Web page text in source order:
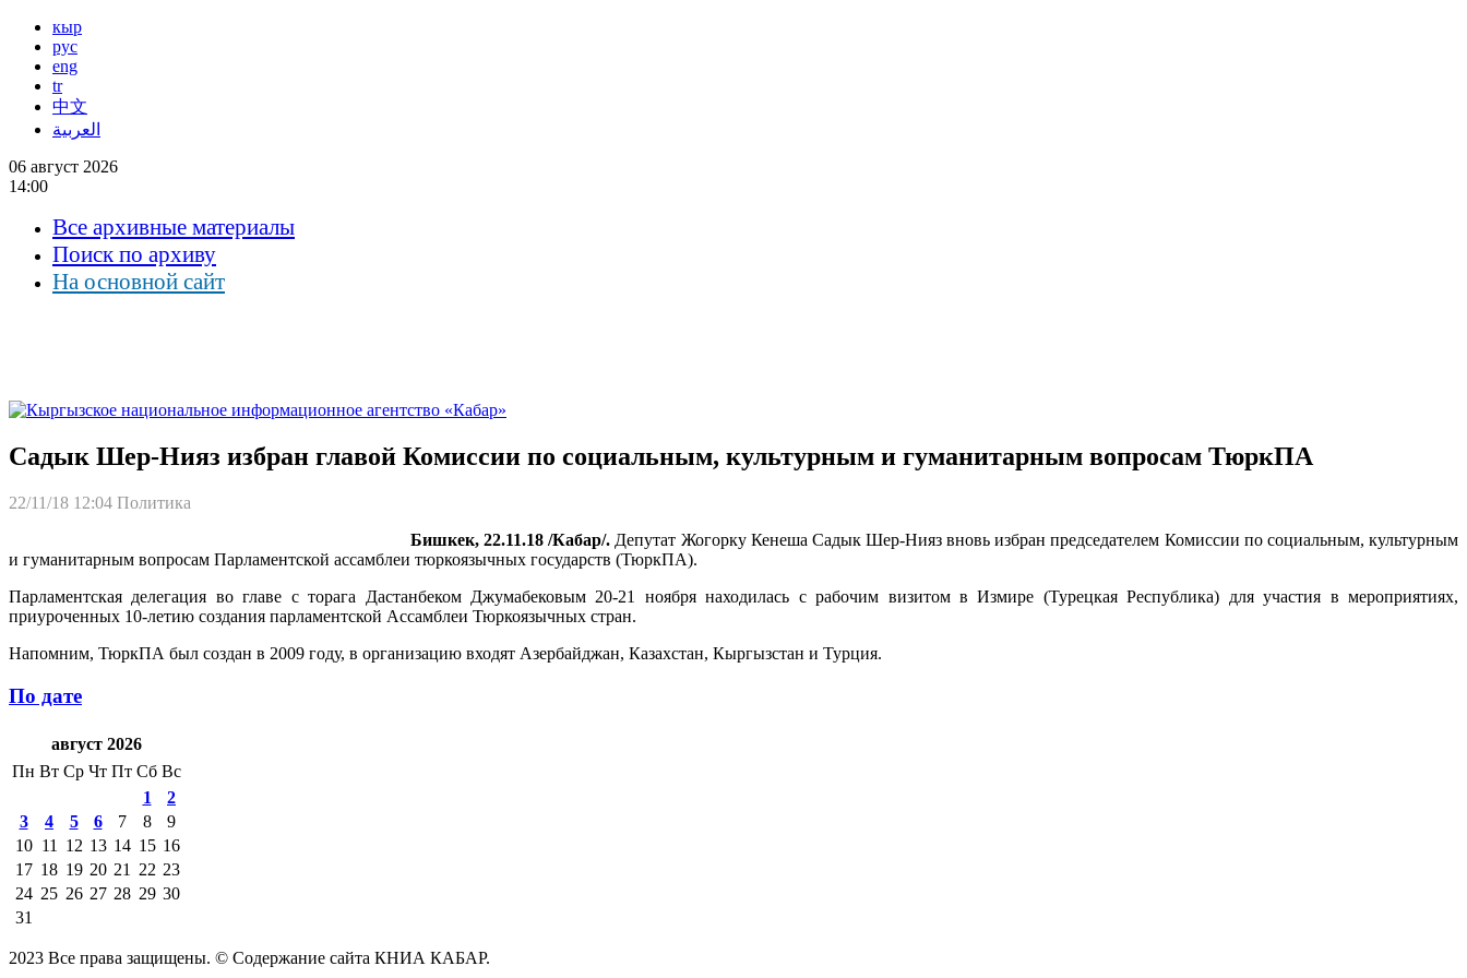
кыр
рус
eng
tr
中文
العربية
06 август 2026
14:00
Все архивные материалы
Поиск по архиву
На основной сайт
Садык Шер-Нияз избран главой Комиссии по социальным, культурным и гуманитарным вопросам ТюркПА
22/11/18 12:04 Политика
Бишкек, 22.11.18 /Кабар/. Депутат Жогорку Кенеша Садык Шер-Нияз вновь избран председателем Комиссии по социальным, культурным
и гуманитарным вопросам Парламентской ассамблеи тюркоязычных государств (ТюркПА).
Парламентская делегация во главе с торага Дастанбеком Джумабековым 20-21 ноября находилась с рабочим визитом в Измире (Турецкая Республика) для участия в мероприятиях,
приуроченных 10-летию создания парламентской Ассамблеи Тюркоязычных стран.
Напомним, ТюркПА был создан в 2009 году, в организацию входят Азербайджан, Казахстан, Кыргызстан и Турция.
По дате
август 2026
Пн Вт Ср Чт Пт Сб Вс
1
2
3
4 5 6 7 8
9
10 11 12 13 14 15 16
17 18 19 20 21 22 23
24 25 26 27 28 29 30
31
2023 Все права защищены. © Содержание сайта КНИА КАБАР.